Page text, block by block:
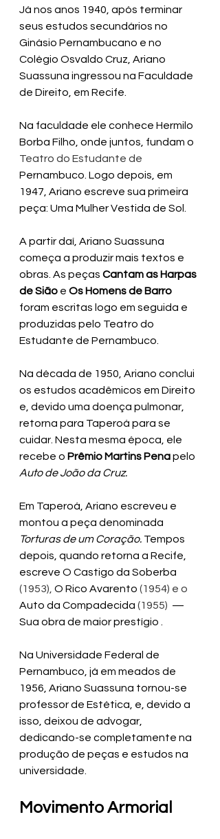
Já nos anos 1940, após terminar
seus estudos secundários no
Ginásio Pernambucano e no
Colégio Osvaldo Cruz, Ariano
Suassuna ingressou na Faculdade
de Direito, em Recife.
Na faculdade ele conhece Hermilo
Borba Filho, onde juntos, fundam o
Teatro do Estudante de
Pernambuco. Logo depois, em
1947, Ariano escreve sua primeira
peça: Uma Mulher Vestida de Sol.
A partir daí, Ariano Suassuna
começa a produzir mais textos e
obras. As peças Cantam as Harpas
de Sião e Os Homens de Barro
foram escritas logo em seguida e
produzidas pelo Teatro do
Estudante de Pernambuco.
Na década de 1950, Ariano conclui
os estudos acadêmicos em Direito
e, devido uma doença pulmonar,
retorna para Taperoá para se
cuidar. Nesta mesma época, ele
recebe o Prêmio Martins Pena pelo
Auto de João da Cruz.
Em Taperoá, Ariano escreveu e
montou a peça denominada
Torturas de um Coração. Tempos
depois, quando retorna a Recife,
escreve O Castigo da Soberba
(1953), O Rico Avarento (1954) e o
Auto da Compadecida (1955) —
Sua obra de maior prestígio .
Na Universidade Federal de
Pernambuco, já em meados de
1956, Ariano Suassuna tornou-se
professor de Estética, e, devido a
isso, deixou de advogar,
dedicando-se completamente na
produção de peças e estudos na
universidade.
Movimento Armorial